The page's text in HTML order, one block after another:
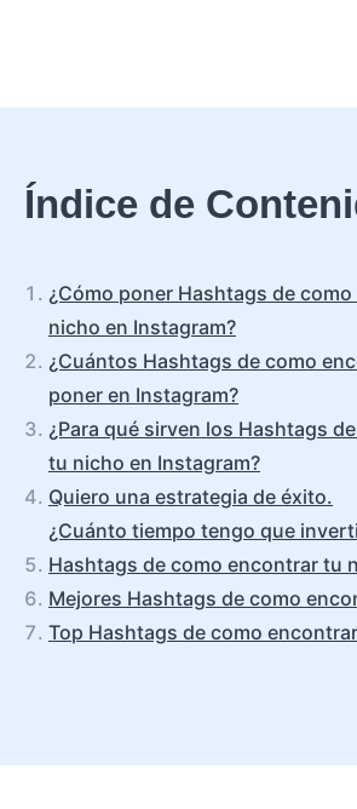
Índice de
¿Cómo poner Hashtags de
nicho en Instagram?
¿Cuántos Hashtags de como
poner en Instagram?
¿Para qué sirven los Hashtags
tu nicho en Instagram?
Quiero una estrategia de éxito.
¿Cuánto tiempo tengo que
Hashtags de como encontrar tu
Mejores Hashtags de como
Top Hashtags de como